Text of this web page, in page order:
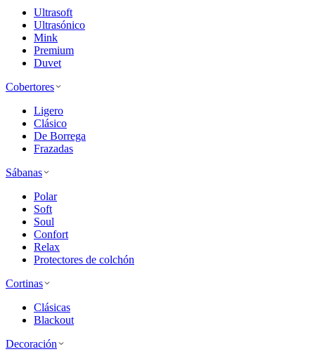
Ultrasoft
Ultrasónico
Mink
Premium
Duvet
Cobertores
Ligero
Clásico
De Borrega
Frazadas
Sábanas
Polar
Soft
Soul
Confort
Relax
Protectores de colchón
Cortinas
Clásicas
Blackout
Decoración